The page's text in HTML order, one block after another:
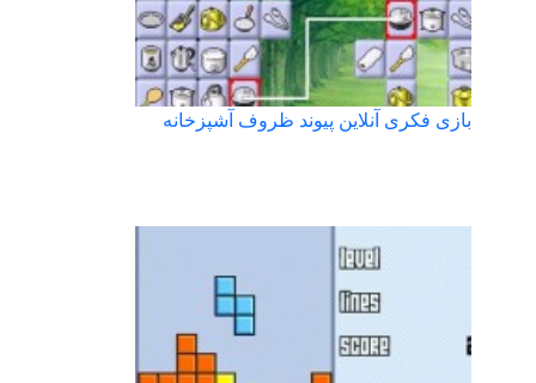
بازی فکری آنلاین پیوند ظروف آشپزخانه